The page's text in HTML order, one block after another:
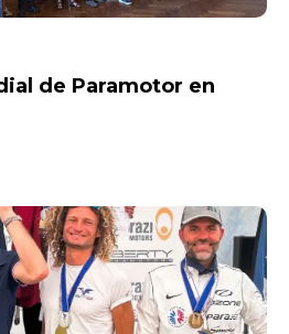
de Paramotor en